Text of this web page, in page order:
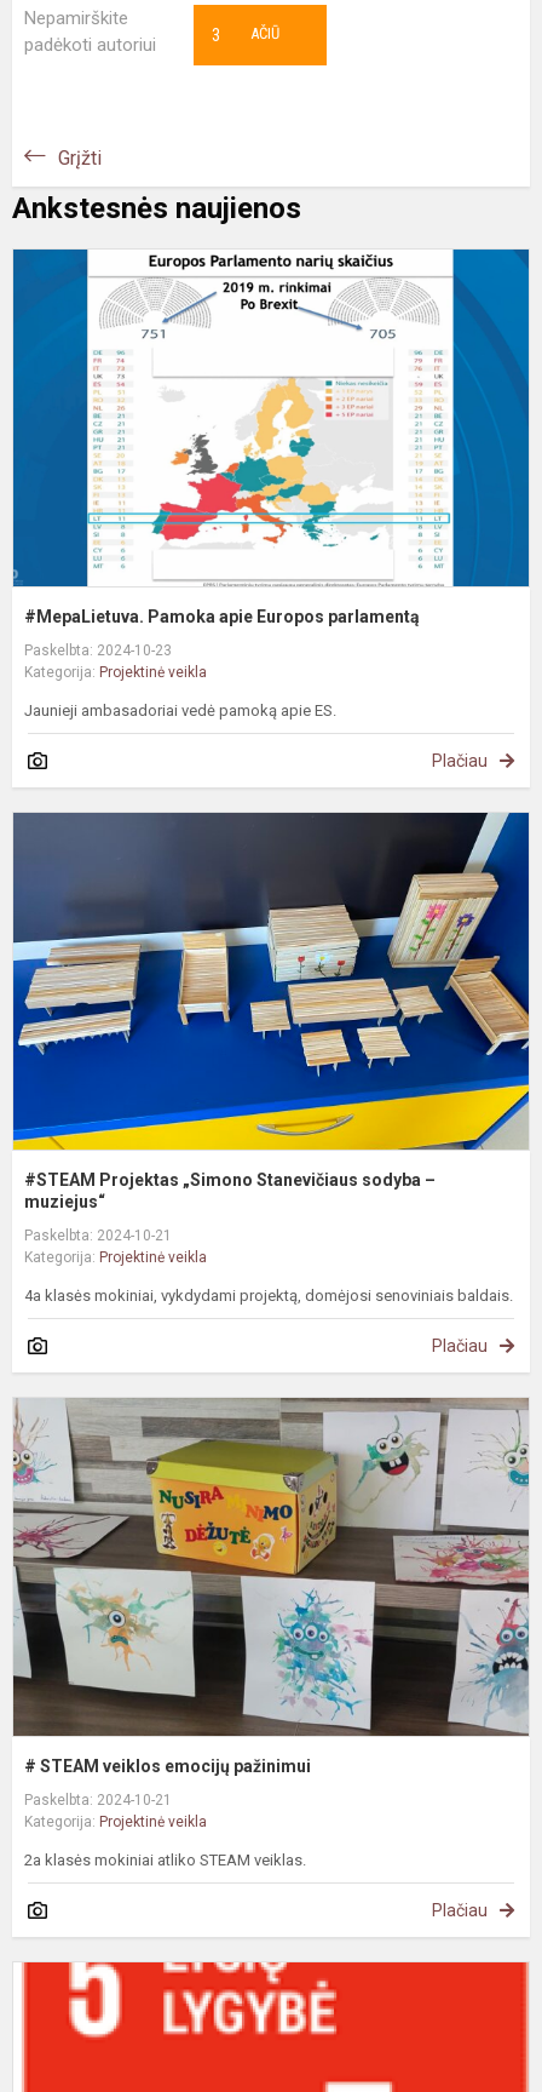
Nepamirškite
padėkoti autoriui
AČIŪ
3
Grįžti
Ankstesnės naujienos
#MepaLietuva. Pamoka apie Europos parlamentą
Paskelbta: 2024-10-23
Kategorija: Projektinė veikla
Jaunieji ambasadoriai vedė pamoką apie ES.
Plačiau
#STEAM Projektas „Simono Stanevičiaus sodyba –
muziejus“
Paskelbta: 2024-10-21
Kategorija: Projektinė veikla
4a klasės mokiniai, vykdydami projektą, domėjosi senoviniais baldais.
Plačiau
# STEAM veiklos emocijų pažinimui
Paskelbta: 2024-10-21
Kategorija: Projektinė veikla
2a klasės mokiniai atliko STEAM veiklas.
Plačiau